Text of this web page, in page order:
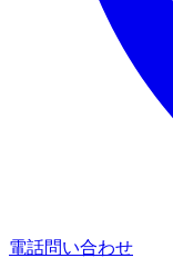
電話問い合わせ